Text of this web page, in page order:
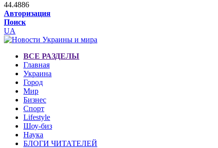
44.4886
Авторизация
Поиск
UA
ВСЕ РАЗДЕЛЫ
Главная
Украина
Город
Мир
Бизнес
Спорт
Lifestyle
Шоу-биз
Наука
БЛОГИ ЧИТАТЕЛЕЙ